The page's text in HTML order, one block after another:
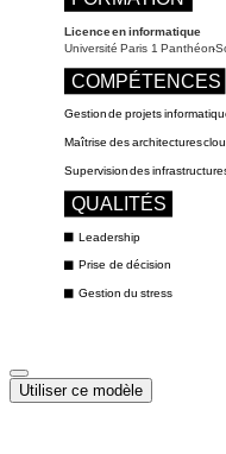
Utiliser ce modèle